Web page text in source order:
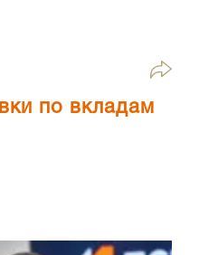
по вкладам